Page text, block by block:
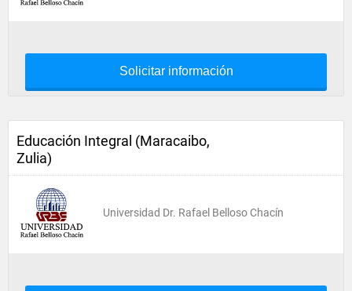
Solicitar información
Educación Integral (Maracaibo,
Zulia)
Universidad Dr. Rafael Belloso Chacín